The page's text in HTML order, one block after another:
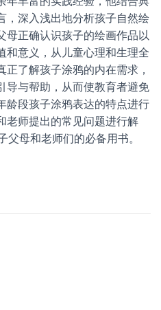
，深入浅出地分析孩子自然绘
母正确认识孩子的绘画作品以
和意义，从儿童心理和生理全
了解孩子涂鸦的内在需求，
导与帮助，从而使教育者避免
龄段孩子涂鸦表达的特点进行
老师提出的常见问题进行解
母和老师们的必备用书。